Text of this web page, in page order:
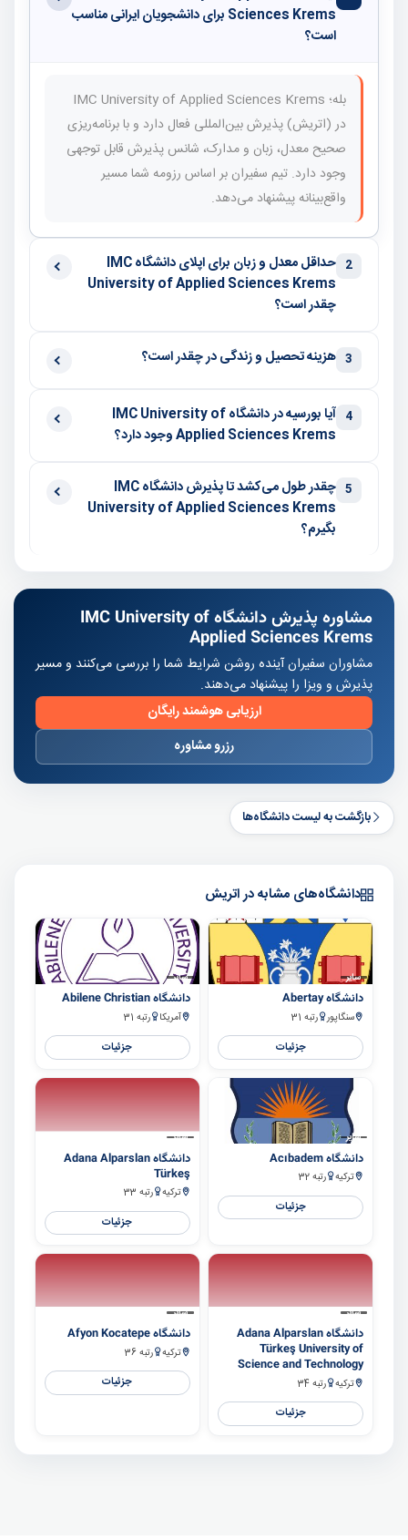
Sciences Krems برای دانشجویان ایرانی مناسب
است؟
بله؛ IMC University of Applied Sciences Krems
در (اتریش) پذیرش بین‌المللی فعال دارد و با برنامه‌ریزی
صحیح معدل، زبان و مدارک، شانس پذیرش قابل توجهی
وجود دارد. تیم سفیران بر اساس رزومه شما مسیر
واقع‌بینانه پیشنهاد می‌دهد.
2
حداقل معدل و زبان برای اپلای دانشگاه IMC
University of Applied Sciences Krems
چقدر است؟
3 هزینه تحصیل و زندگی در چقدر است؟
4
آیا بورسیه در دانشگاه IMC University of
Applied Sciences Krems وجود دارد؟
5
چقدر طول می‌کشد تا پذیرش دانشگاه IMC
University of Applied Sciences Krems
بگیرم؟
مشاوره پذیرش دانشگاه IMC University of
Applied Sciences Krems
مشاوران سفیران آینده روشن شرایط شما را بررسی می‌کنند و مسیر
پذیرش و ویزا را پیشنهاد می‌دهند.
ارزیابی هوشمند رایگان
رزرو مشاوره
بازگشت به لیست دانشگاه‌ها
دانشگاه‌های مشابه در اتریش
سایر
دانشگاه Abertay
سنگاپور رتبه 31
جزئیات
سایر
دانشگاه Abilene Christian
آمریکا رتبه 31
جزئیات
سایر
دانشگاه Acıbadem
ترکیه رتبه 32
جزئیات
سایر
دانشگاه Adana Alparslan
Türkeş
ترکیه رتبه 33
جزئیات
سایر
دانشگاه Adana Alparslan
Türkeş University of
Science and Technology
ترکیه رتبه 34
جزئیات
سایر
دانشگاه Afyon Kocatepe
ترکیه رتبه 36
جزئیات